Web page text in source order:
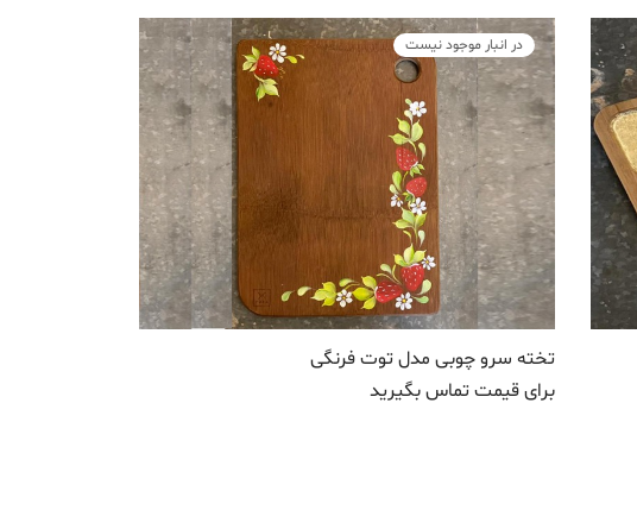
در انبار موجود نیست
تخته سرو چوبی مدل توت فرنگی
برای قیمت تماس بگیرید